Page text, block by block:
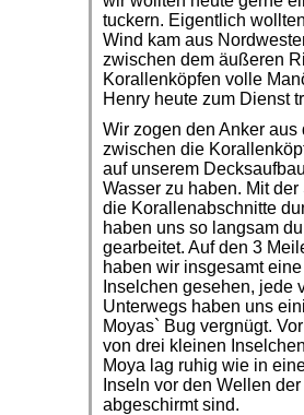
tuckern. Eigentlich
Wind kam aus
zwischen dem äußeren
Korallenköpfen volle
Henry heute zum Dienst
Wir zogen den Anker
zwischen die
auf unserem
Wasser zu haben. Mit
die Korallenabschnitte
haben uns so langsam
gearbeitet. Auf den 3
haben wir insgesamt
Inselchen gesehen, jede
Unterwegs haben uns
Moyas` Bug vergnügt.
von drei kleinen
Moya lag ruhig wie in
Inseln vor den Wellen
abgeschirmt sind.